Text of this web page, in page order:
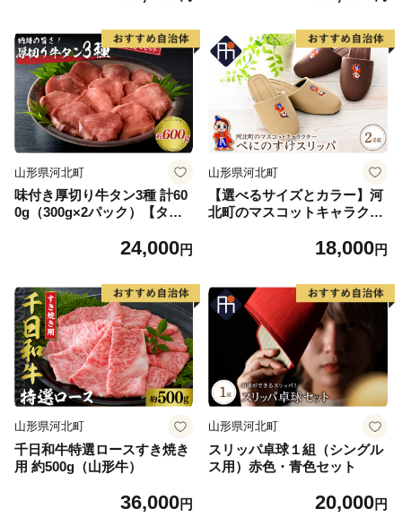
山形県河北町
味付き厚切り牛タン3種 計60
0g（300g×2パック）【タン
24,000円
山形県河北町
【選べるサイズとカラー】河
北町のマスコットキャラクタ
（2足セット）【タカナシス
18,000円
山形県河北町
千日和牛特選ロースすき焼き
用 約500g（山形牛）
36,000円
山形県河北町
スリッパ卓球１組（シングル
ス用）赤色・青色セット
20,000円